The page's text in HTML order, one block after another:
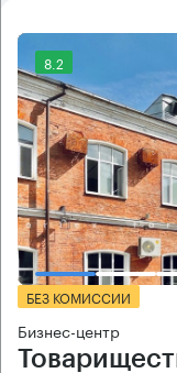
8.2
БЕЗ КОМИССИИ
Бизнес-центр